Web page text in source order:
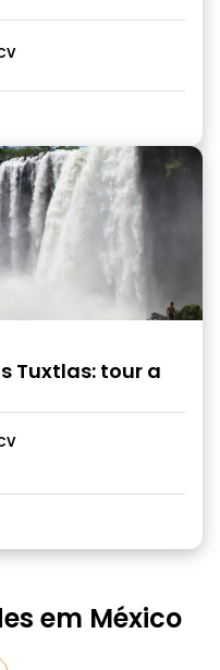
Tuxtlas: tour a
em México